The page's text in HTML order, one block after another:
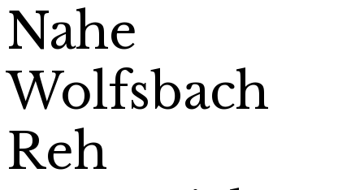
Nahe
Wolfsbach
Reh